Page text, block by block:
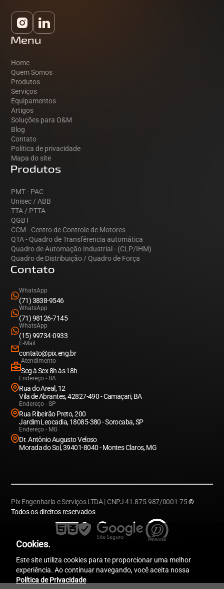
Menu
Home
Quem Somos
Produtos
Serviços
Equipamentos
Artigos
Soluções para O&M
Blog
Contato
Política de privacidade
Mapa do site
Produtos
PMT - PAC
Unisec / ABB
TTA / PTTA
QGBT
CCM - Centro de Controle de Motores
QTA - Quadro de Transfêrencia automática
Quadro de Automação Industrial - (CLP/IHM)
Quadro de Distribuição / Quadro de Força
Contato
WhatsApp
(71) 3838-9546
WhatsApp
(71) 98126-7145
WhatsApp
(15) 99734-0933
E-Mail
contato@pix.eng.br
Atendimento
Seg à Sex 8h às 18h
Endereço - BA
Rua do Areal, 12
Vila de Abrantes, 42827-490 - Camaçari, BA
Endereço - SP
Rua Ribeirão Preto, 200
Jardim Leocadia, 18085-380 - Sorocaba, SP
Endereço - MG
Dr. Antônio Augusto Veloso
Morada do Sol, 39401-8040 - Montes Claros, MG
Pix Engenharia e Serviços LTDA | CNPJ 41.875.987/0001-75©
Todos os direitos reservados
Cookies.
Este site utiliza cookies para te proporcionar uma melhor
experiência. Ao continuar navegando, você aceita nossa
Política de Privacidade